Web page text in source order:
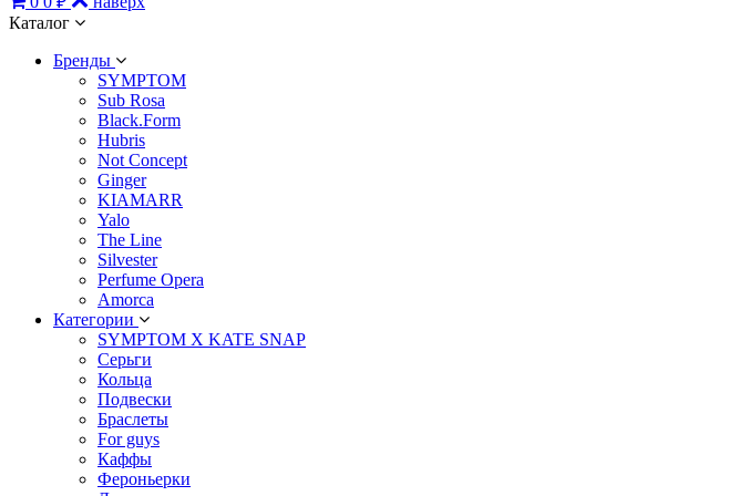
Каталог
Бренды
SYMPTOM
Sub Rosa
Black.Form
Hubris
Not Concept
Ginger
KIAMARR
Yalo
The Line
Silvester
Perfume Opera
Amorca
Категории
SYMPTOM X KATE SNAP
Серьги
Кольца
Подвески
Браслеты
For guys
Каффы
Фероньерки